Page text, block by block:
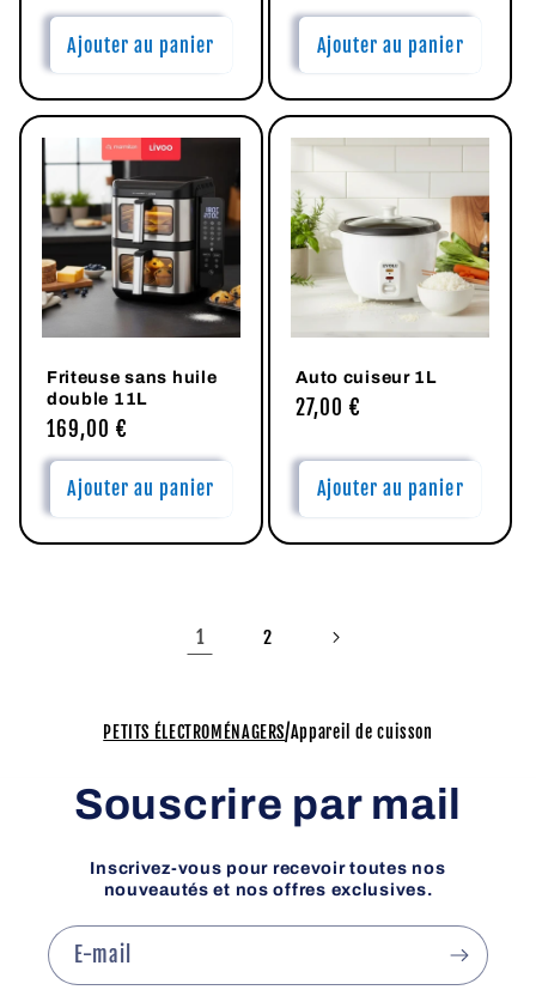
habituel
Ajouter au panier Ajouter au panier
Friteuse sans huile
double 11L
Prix
habituel
169,00 €
Ajouter au panier
Auto cuiseur 1L
Prix
27,00 €
Ajouter au panier
1 2
PETITS ÉLECTROMÉNAGERS/Appareil de cuisson
Souscrire par mail
Inscrivez-vous pour recevoir toutes nos
nouveautés et nos offres exclusives.
E-mail